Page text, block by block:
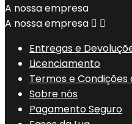
A nossa empresa
A nossa empresa  
Entregas e
Licenciamento
Termos e Condições
Sobre nós
Pagamento Seguro